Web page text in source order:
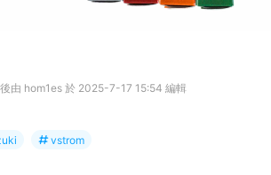
由 hom1es 於 2025-7-17 15:54 編輯
vstrom